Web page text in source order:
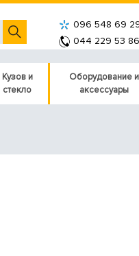
096 548 69
044 229 53 86
Кузов и
стекло
Оборудование и
аксессуары